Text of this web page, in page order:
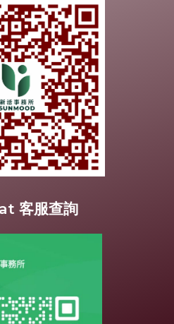
客服查詢